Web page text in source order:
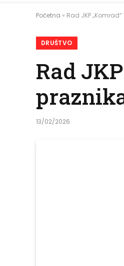
Početna » Rad JKP
DRUŠTVO
Rad
13/02/2026